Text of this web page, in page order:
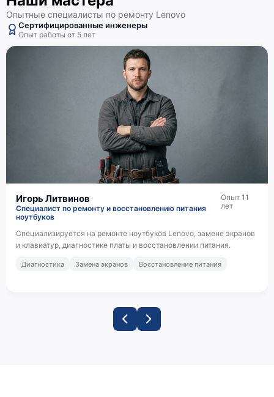
Опытные специалисты по ремонту Lenovo
Сертифицированные инженеры
Опыт работы от 5 лет
Игорь Литвинов
Специалист по ремонту и восстановлению питания
ноутбуков
Опыт 11
лет
Специализируется на ремонте ноутбуков Lenovo, замене экранов
и клавиатур, диагностике платы и восстановлении питания.
Диагностика Замена экранов Восстановление питания